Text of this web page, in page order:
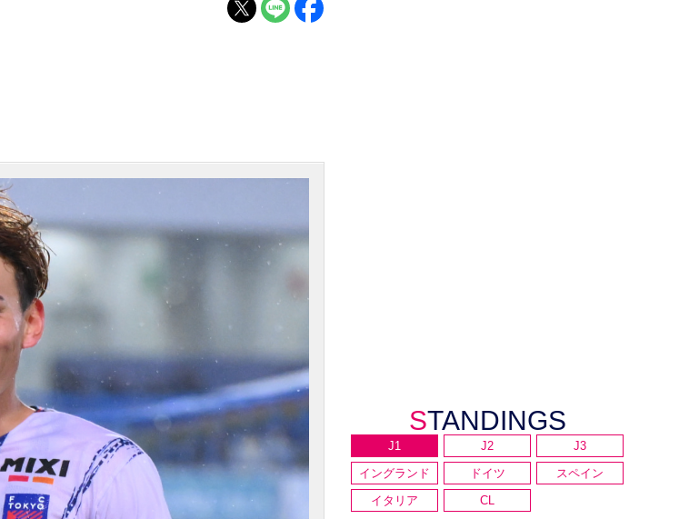
STANDINGS
J1 J2
J3
イングランド
ドイツ
スペイン
イタリア
CL